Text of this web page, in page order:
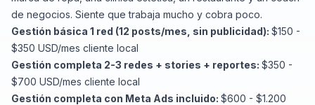
de negocios. Siente que trabaja mucho y cobra poco.
Gestión básica 1 red (12 posts/mes, sin publicidad): $150 -
$350 USD/mes cliente local
Gestión completa 2-3 redes + stories + reportes: $350 -
$700 USD/mes cliente local
Gestión completa con Meta Ads incluido: $600 - $1.200